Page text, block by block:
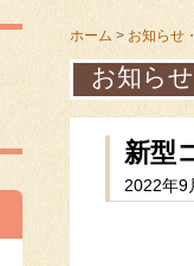
ホーム > お知らせ
お知ら
新型
2022年9